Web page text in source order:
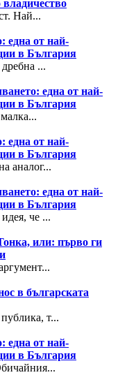
Най...
една от най-
в България
...
една от най-
в България
една от най-
в България
аналог...
една от най-
в България
че ...
или: първо ги
в българската
т...
една от най-
в България